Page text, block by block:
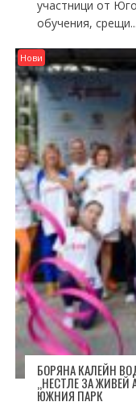
участници от
обучения, срещи...
Нови
БОРЯНА КАЛЕЙН
„НЕСТЛЕ ЗА ЖИВЕЙ
ЮЖНИЯ ПАРК